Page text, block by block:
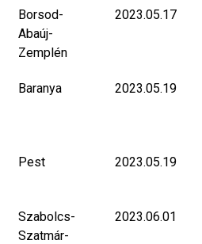
Borsod-
Abaúj-
Zemplén
2023.05.17
Baranya 2023.05.19
Pest 2023.05.19
Szabolcs-
Szatmár-
2023.06.01